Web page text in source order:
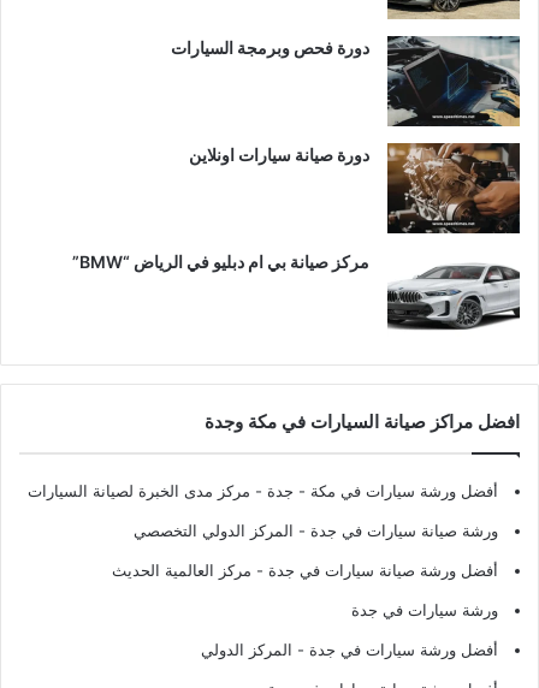
دورة فحص وبرمجة السيارات
دورة صيانة سيارات اونلاين
مركز صيانة بي ام دبليو في الرياض “BMW”
افضل مراكز صيانة السيارات في مكة وجدة
أفضل ورشة سيارات في مكة - جدة - مركز مدى الخبرة لصيانة السيارات
ورشة صيانة سيارات في جدة - المركز الدولي التخصصي
أفضل ورشة صيانة سيارات في جدة - مركز العالمية الحديث
ورشة سيارات في جدة
أفضل ورشة سيارات في جدة - المركز الدولي